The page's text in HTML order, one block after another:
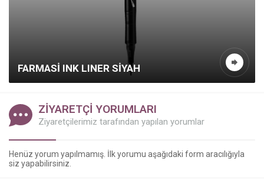
FARMASI INK LINER SIYAH
ZİYARETÇİ YORUMLARI
Ziyaretçilerimiz tarafından yapılan yorumlar
Henüz yorum yapılmamış. İlk yorumu aşağıdaki form aracılığıyla
siz yapabilirsiniz.